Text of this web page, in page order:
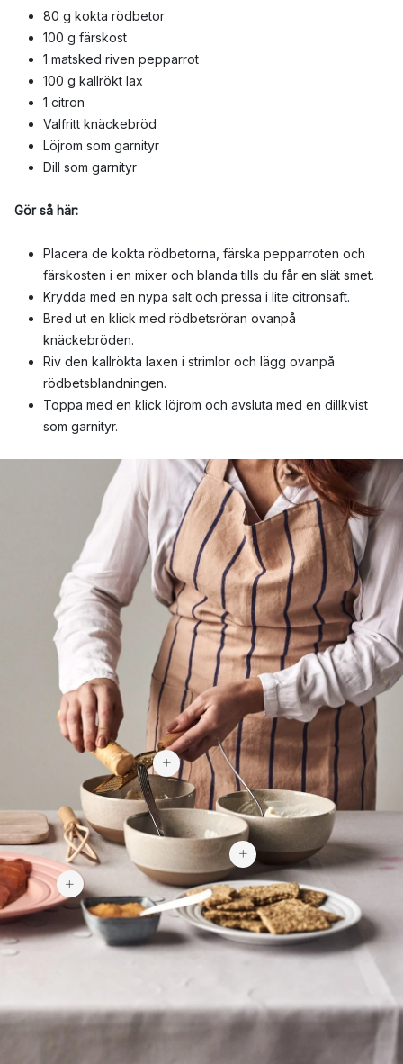
80 g kokta rödbetor
100 g färskost
1 matsked riven pepparrot
100 g kallrökt lax
1 citron
Valfritt knäckebröd
Löjrom som garnityr
Dill som garnityr
Gör så här:
Placera de kokta rödbetorna, färska pepparroten och
färskosten i en mixer och blanda tills du får en slät smet.
Krydda med en nypa salt och pressa i lite citronsaft.
Bred ut en klick med rödbetsröran ovanpå
knäckebröden.
Riv den kallrökta laxen i strimlor och lägg ovanpå
rödbetsblandningen.
Toppa med en klick löjrom och avsluta med en dillkvist
som garnityr.
119 kr
759 kr
342 kr